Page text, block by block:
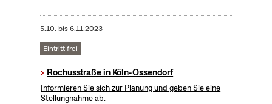
5.10. bis6.11.2023
Eintritt frei
Rochusstraße in Köln-Ossendorf
Informieren Sie sich zur Planung und geben Sie eine
Stellungnahme ab.